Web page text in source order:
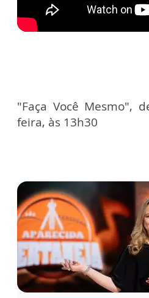
"Faça Você Mesmo",
feira, às 13h30